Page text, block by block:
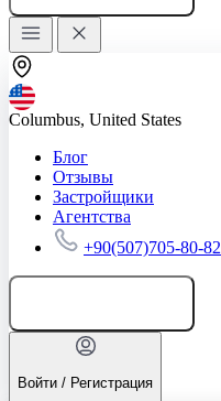
Columbus, United States
Блог
Отзывы
Застройщики
Агентства
+90(507)705-80-82
Войти / Регистрация